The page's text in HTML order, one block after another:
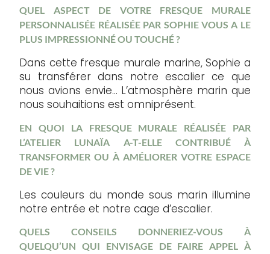
QUEL ASPECT DE VOTRE FRESQUE MURALE
PERSONNALISÉE RÉALISÉE PAR SOPHIE VOUS A LE
PLUS IMPRESSIONNÉ OU TOUCHÉ ?
Dans cette fresque murale marine, Sophie a
su transférer dans notre escalier ce que
nous avions envie… L’atmosphère marin que
nous souhaitions est omniprésent.
EN QUOI LA FRESQUE MURALE RÉALISÉE PAR
L’ATELIER LUNAÏA A-T-ELLE CONTRIBUÉ À
TRANSFORMER OU À AMÉLIORER VOTRE ESPACE
DE VIE ?
Les couleurs du monde sous marin illumine
notre entrée et notre cage d’escalier.
QUELS CONSEILS DONNERIEZ-VOUS À
QUELQU’UN QUI ENVISAGE DE FAIRE APPEL À